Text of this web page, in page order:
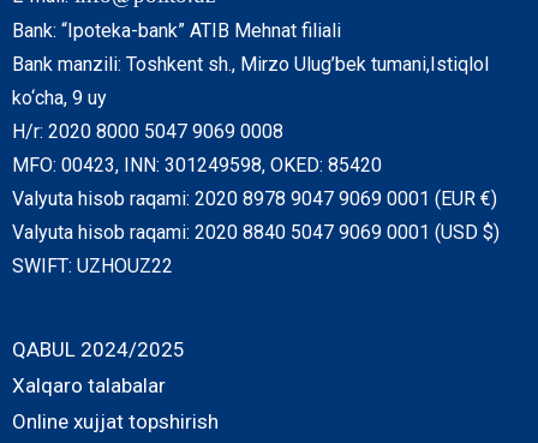
Bank: “Ipoteka-bank” ATIB Mehnat filiali
Bank manzili: Toshkent sh., Mirzo Ulug’bek tumani,Istiqlol
ko‘cha, 9 uy
H/r: 2020 8000 5047 9069 0008
MFO: 00423, INN: 301249598, OKED: 85420
Valyuta hisob raqami: 2020 8978 9047 9069 0001 (EUR €)
Valyuta hisob raqami: 2020 8840 5047 9069 0001 (USD $)
SWIFT: UZHOUZ22
QABUL 2024/2025
Xalqaro talabalar
Online xujjat topshirish